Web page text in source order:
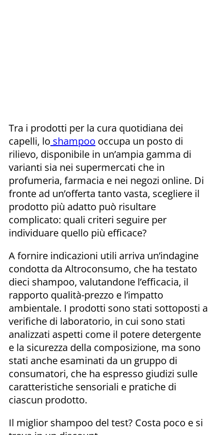
Tra i prodotti per la cura quotidiana dei
capelli, lo shampoo occupa un posto di
rilievo, disponibile in un’ampia gamma di
varianti sia nei supermercati che in
profumeria, farmacia e nei negozi online. Di
fronte ad un’offerta tanto vasta, scegliere il
prodotto più adatto può risultare
complicato: quali criteri seguire per
individuare quello più efficace?
A fornire indicazioni utili arriva un’indagine
condotta da Altroconsumo, che ha testato
dieci shampoo, valutandone l’efficacia, il
rapporto qualità-prezzo e l’impatto
ambientale. I prodotti sono stati sottoposti a
verifiche di laboratorio, in cui sono stati
analizzati aspetti come il potere detergente
e la sicurezza della composizione, ma sono
stati anche esaminati da un gruppo di
consumatori, che ha espresso giudizi sulle
caratteristiche sensoriali e pratiche di
ciascun prodotto.
Il miglior shampoo del test? Costa poco e si